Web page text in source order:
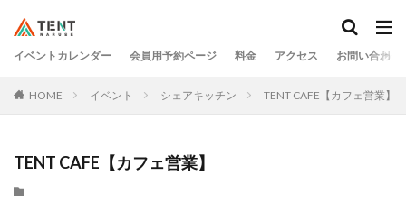
イベントカレンダー 会員用予約ページ 料金 アクセス お問い合わせ
HOME イベント シェアキッチン TENT CAFE【カフェ営業】
TENT CAFE【カフェ営業】